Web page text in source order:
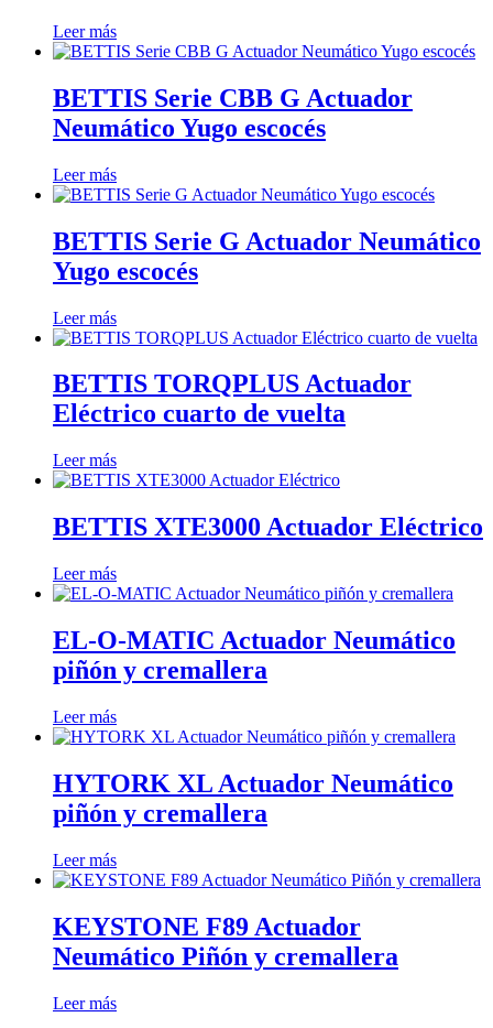
Leer más
BETTIS Serie CBB G Actuador
Neumático Yugo escocés
Leer más
BETTIS Serie G Actuador Neumático
Yugo escocés
Leer más
BETTIS TORQPLUS Actuador
Eléctrico cuarto de vuelta
Leer más
BETTIS XTE3000 Actuador Eléctrico
Leer más
EL-O-MATIC Actuador Neumático
piñón y cremallera
Leer más
HYTORK XL Actuador Neumático
piñón y cremallera
Leer más
KEYSTONE F89 Actuador
Neumático Piñón y cremallera
Leer más